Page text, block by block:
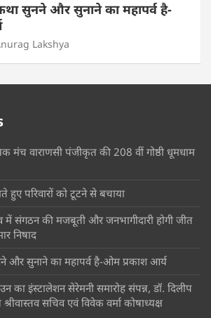
सुनने और सुनाने का महापर्व है-
Lakshya
मंच वाराणसी पंजीकृत की 208 वीं गोष्ठी धूमधाम
हुए परिवारों को टूटने से बचाया
में संगठन की मजबूती और जनभागीदारी होगी जीत
निषाद
और सुनाने का महापर्व है-ओम प्रकाश आर्य
का इंस्टालेशन सेरेमनी समारोह संपन्न, डॉ. दिलीप
सचिव एवं विवेक वर्मा कोषाध्यक्ष